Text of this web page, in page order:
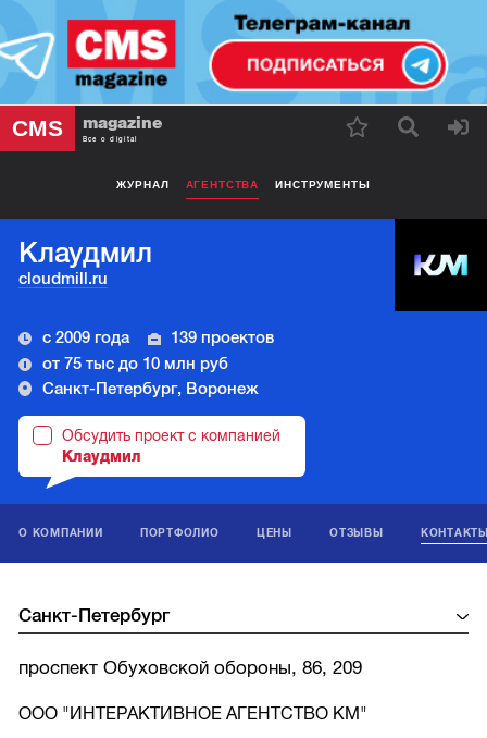
CMS magazine
Все о digital
ЖУРНАЛ АГЕНТСТВА ИНСТРУМЕНТЫ
Клаудмил
cloudmill.ru
с 2009 года
139 проектов
от 75 тыс до 10 млн руб
Санкт-Петербург, Воронеж
Обсудить проект с компанией
Клаудмил
О КОМПАНИИ ПОРТФОЛИО ЦЕНЫ ОТЗЫВЫ
проспект Обуховской обороны, 86, 209
ООО "ИНТЕРАКТИВНОЕ АГЕНТСТВО КМ"